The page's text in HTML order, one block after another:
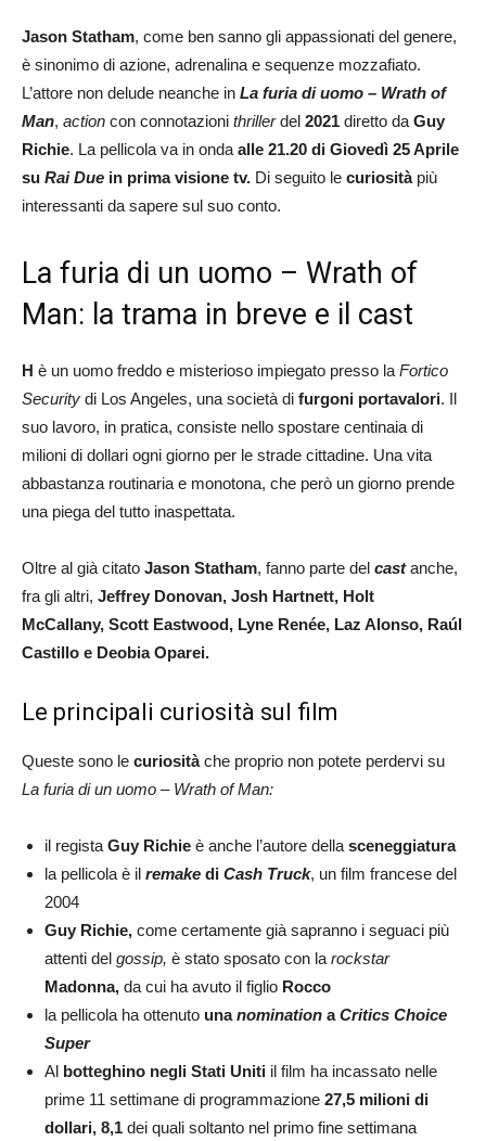
Jason Statham, come ben sanno gli appassionati del genere,
è sinonimo di azione, adrenalina e sequenze mozzafiato.
L’attore non delude neanche in La furia di uomo – Wrath of
Man, action con connotazioni thrillerdel 2021 diretto da Guy
Richie. La pellicola va in onda alle 21.20 di Giovedì 25 Aprile
su Rai Due in prima visione tv. Di seguito le curiositàpiù
interessanti da sapere sul suo conto.
La furia di un uomo – Wrath of
Man: la trama in breve e il cast
H è un uomo freddo e misterioso impiegato presso la Fortico
Security di Los Angeles, una società di furgoni portavalori. Il
suo lavoro, in pratica, consiste nello spostare centinaia di
milioni di dollari ogni giorno per le strade cittadine. Una vita
abbastanza routinaria e monotona, che però un giorno prende
una piega del tutto inaspettata.
Oltre al già citato Jason Statham, fanno parte del castanche,
fra gli altri, Jeffrey Donovan, Josh Hartnett, Holt
McCallany, Scott Eastwood, Lyne Renée, Laz Alonso, Raúl
Castillo e Deobia Oparei.
Le principali curiosità sul film
Queste sono le curiositàche proprio non potete perdervi su
La furia di un uomo – Wrath of Man:
il regista Guy Richie è anche l’autore della sceneggiatura
la pellicola è il remake di Cash Truck, un film francese del
2004
Guy Richie, come certamente già sapranno i seguaci più
attenti del gossip, è stato sposato con la rockstar
Madonna, da cui ha avuto il figlio Rocco
la pellicola ha ottenuto unanomination aCritics Choice
Super
Al botteghino negli Stati Uniti il film ha incassato nelle
prime 11 settimane di programmazione 27,5 milioni di
dollari, 8,1 dei quali soltanto nel primo fine settimana